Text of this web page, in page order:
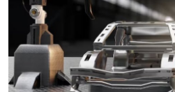
Ehliyet & Ruhsat İşlemleri
Sigorta & Kasko
Yakıt, LPG & Elektrikli